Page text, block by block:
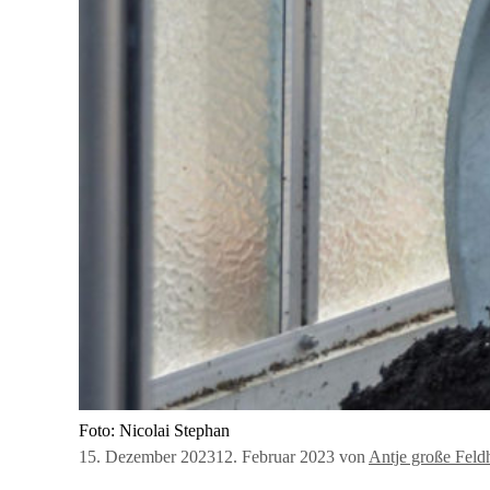
Foto: Nicolai Stephan
15. Dezember 202312. Februar 2023 von Antje große